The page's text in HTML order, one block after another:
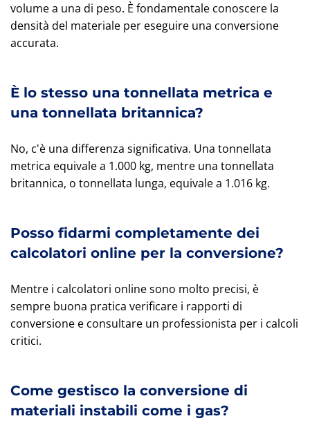
volume a una di peso. È fondamentale conoscere la
densità del materiale per eseguire una conversione
accurata.
È lo stesso una tonnellata metrica e
una tonnellata britannica?
No, c'è una differenza significativa. Una tonnellata
metrica equivale a 1.000 kg, mentre una tonnellata
britannica, o tonnellata lunga, equivale a 1.016 kg.
Posso fidarmi completamente dei
calcolatori online per la conversione?
Mentre i calcolatori online sono molto precisi, è
sempre buona pratica verificare i rapporti di
conversione e consultare un professionista per i calcoli
critici.
Come gestisco la conversione di
materiali instabili come i gas?